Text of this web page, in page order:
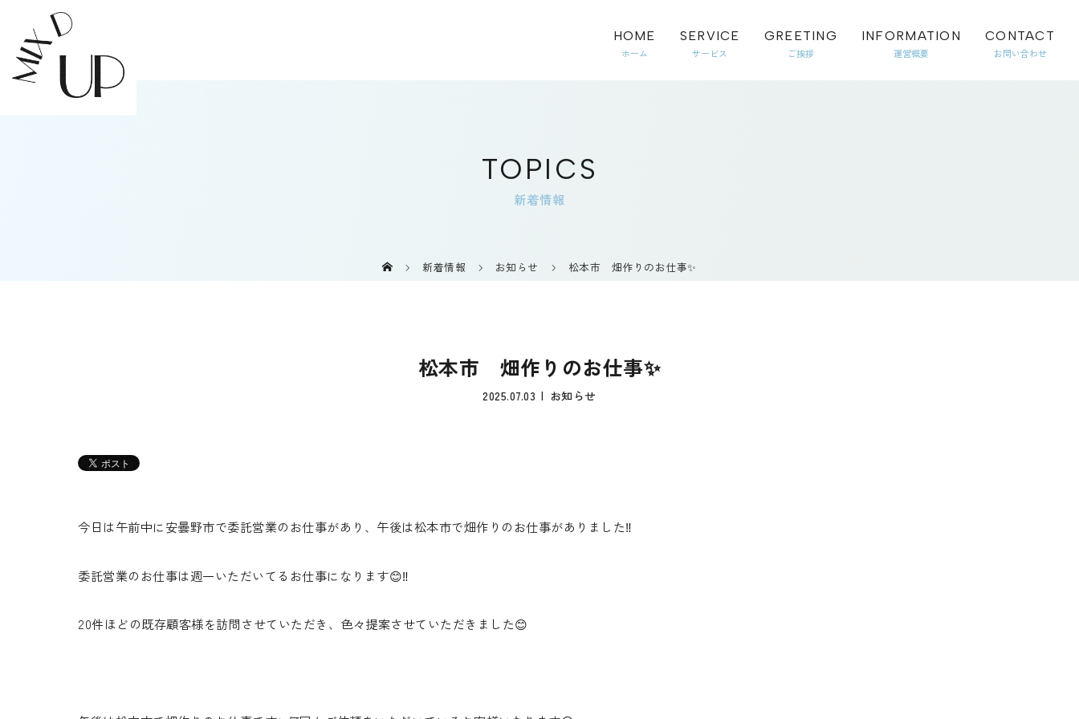
HOME SERVICE GREETING INFORMATION CONTACT
TOPICS
新着情報
新着情報 お知らせ 松本市 畑作りのお仕事✨
松本市 畑作りのお仕事✨
2025.07.03 お知らせ
今日は午前中に安曇野市で委託営業のお仕事があり、午後は松本市で畑作りのお仕事がありました‼️
委託営業のお仕事は週一いただいてるお仕事になります😊‼️
20件ほどの既存顧客様を訪問させていただき、色々提案させていただきました😊